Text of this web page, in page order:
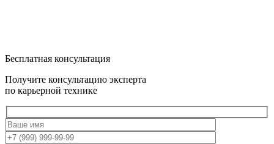
Бесплатная консультация
Получите консультацию эксперта
по карьерной технике